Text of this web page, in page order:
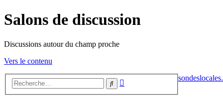
Salons de discussion
Discussions autour du champ proche
Vers le contenu
Rechercher